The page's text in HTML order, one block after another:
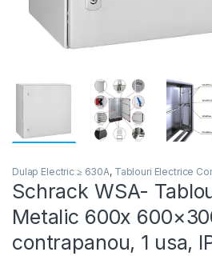
Dulap Electric ≥ 630A, Tablouri Electrice
Schrack WSA-
Metalic 600x
contrapanou, 1 usa,